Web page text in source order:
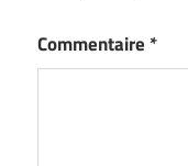
Commentaire *